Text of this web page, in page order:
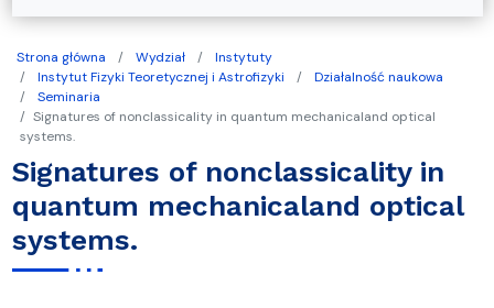
Strona główna Wydział
Instytuty
Instytut Fizyki Teoretycznej i Astrofizyki
Działalność naukowa
Seminaria
Signatures of nonclassicality in quantum mechanicaland optical
systems.
Signatures of nonclassicality in
quantum mechanicaland optical
systems.